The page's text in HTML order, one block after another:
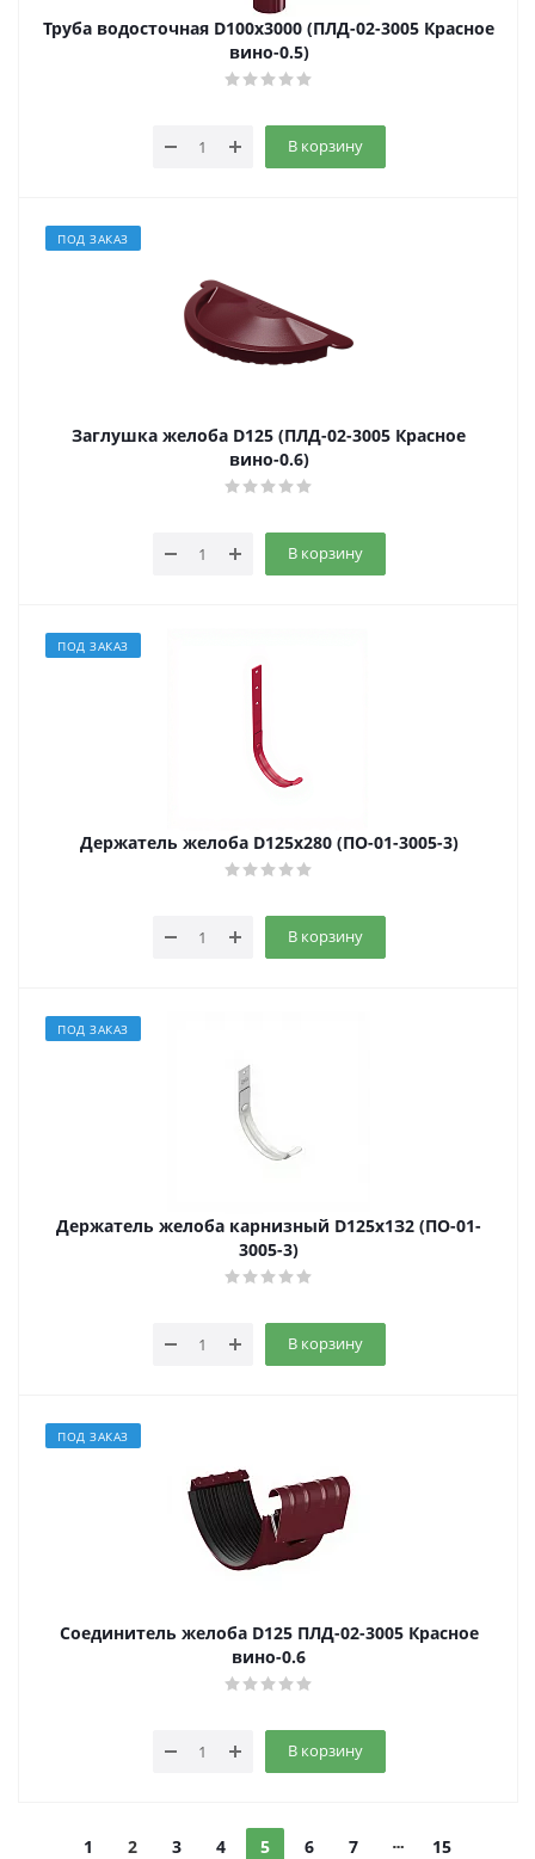
Труба водосточная D100х3000 (ПЛД-02-3005 Красное
вино-0.5)
В корзину
ПОД ЗАКАЗ
Заглушка желоба D125 (ПЛД-02-3005 Красное
вино-0.6)
В корзину
ПОД ЗАКАЗ
Держатель желоба D125х280 (ПО-01-3005-3)
В корзину
ПОД ЗАКАЗ
Держатель желоба карнизный D125х1З2 (ПО-01-
3005-3)
В корзину
ПОД ЗАКАЗ
Соединитель желоба D125 ПЛД-02-3005 Красное
вино-0.6
В корзину
1 2 3 4 5 6 7 15